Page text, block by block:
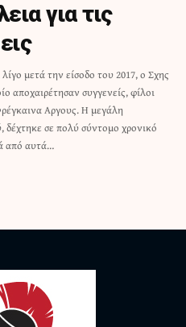
για τις
μετά την είσοδο του 2017, ο Σχης
αποχαιρέτησαν συγγενείς, φίλοι
Αργους. Η μεγάλη
δέχτηκε σε πολύ σύντομο χρονικό
από αυτά…